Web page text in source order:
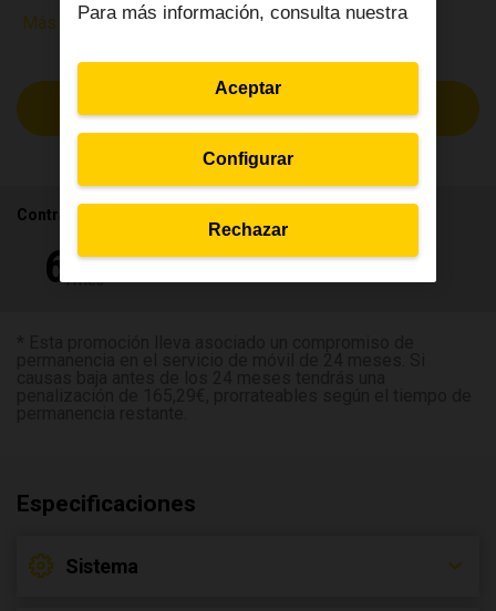
Más detalles
Contrata tu seguro desde
Especificaciones
Sistema
Para más información, consulta nuestra
Configurar
Rechazar
Aceptar